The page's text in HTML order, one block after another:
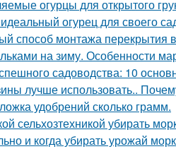
огурцы для открытого
огурец для своего
способ монтажа перекрытия
на зиму. Особенности
садоводства: 10
лучше использовать..
удобрений сколько грамм.
сельхозтехникой убирать
и когда убирать урожай